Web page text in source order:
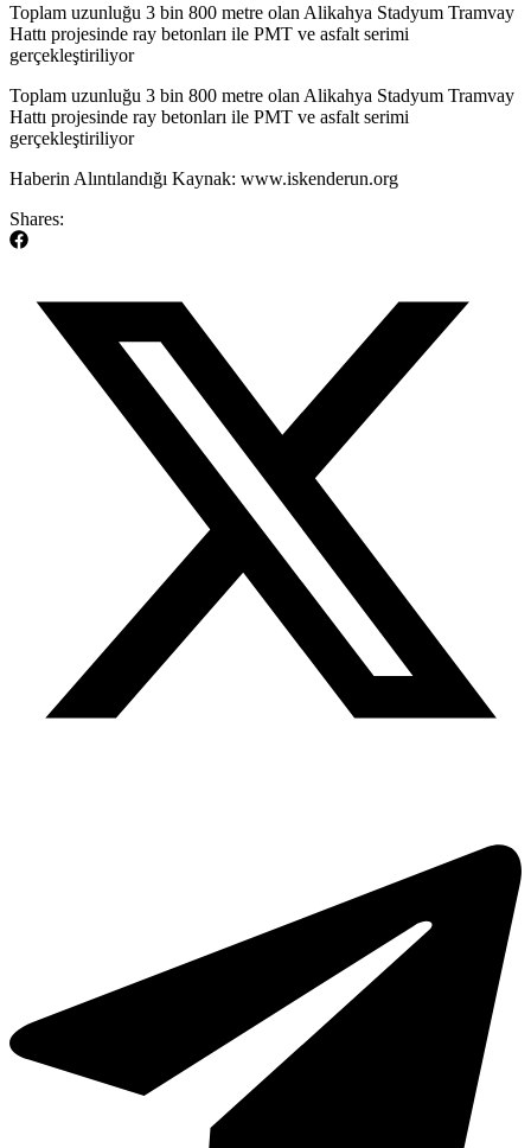
Toplam uzunluğu 3 bin 800 metre olan Alikahya Stadyum Tramvay
Hattı projesinde ray betonları ile PMT ve asfalt serimi
gerçekleştiriliyor
​Toplam uzunluğu 3 bin 800 metre olan Alikahya Stadyum Tramvay
Hattı projesinde ray betonları ile PMT ve asfalt serimi
gerçekleştiriliyor
​Haberin Alıntılandığı Kaynak: www.iskenderun.org
Shares: